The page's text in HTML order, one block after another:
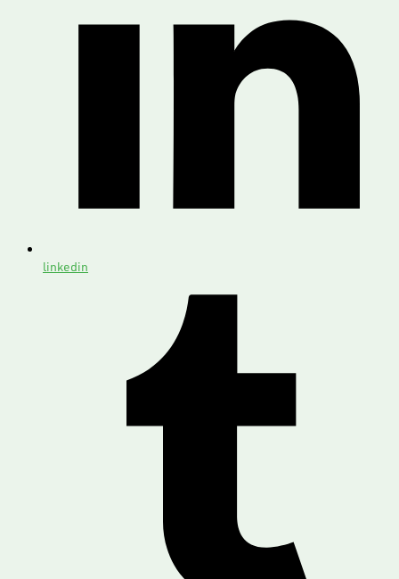
linkedin